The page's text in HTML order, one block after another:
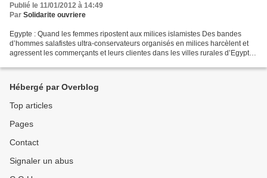
Publié le 11/01/2012 à 14:49
Par Solidarite ouvriere
Egypte : Quand les femmes ripostent aux milices islamistes Des bandes
d’hommes salafistes ultra-conservateurs organisés en milices harcèlent et
agressent les commerçants et leurs clientes dans les villes rurales d’Egypte,
Hébergé par Overblog
Top articles
Pages
Contact
Signaler un abus